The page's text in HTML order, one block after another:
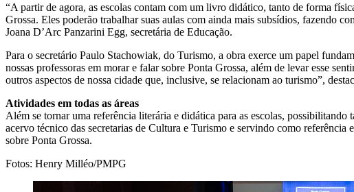
“A partir de agora, as escolas contam com um livro didático, tanto de forma
Grossa. Eles poderão trabalhar suas aulas com ainda mais subsídios, fazendo
Joana D’Arc Panzarini Egg, secretária de Educação.
Para o secretário Paulo Stachowiak, do Turismo, a obra exerce um papel
nossas professoras em morar e falar sobre Ponta Grossa, além de levar esse
outros aspectos de nossa cidade que, inclusive, se relacionam ao turismo”,
Atividades em todas as áreas
Além se tornar uma referência literária e didática para as escolas,
acervo técnico das secretarias de Cultura e Turismo e servindo como referência
sobre Ponta Grossa.
Fotos: Henry Milléo/PMPG